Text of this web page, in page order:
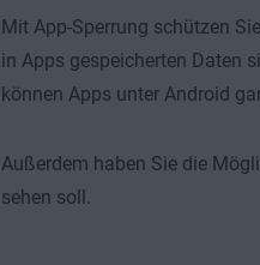
Mit App-Sperrung schützen
in Apps gespeicherten Daten
können Apps unter Android
Außerdem haben Sie die
sehen soll.